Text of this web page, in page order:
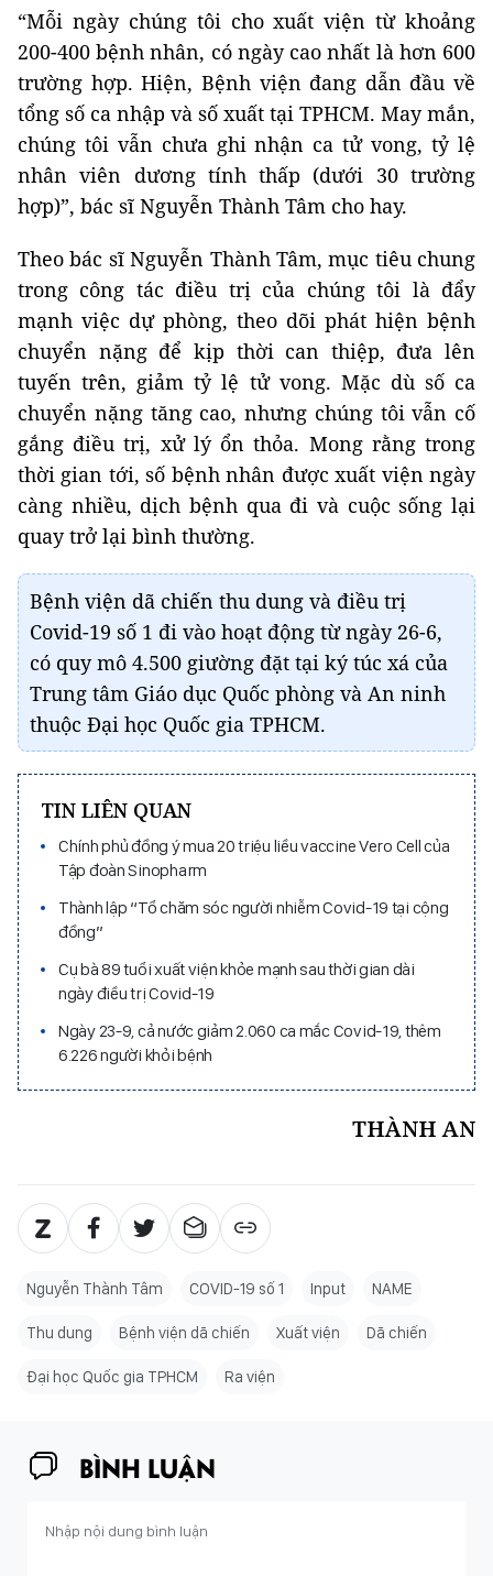
“Mỗi ngày chúng tôi cho xuất viện từ khoảng
200-400 bệnh nhân, có ngày cao nhất là hơn 600
trường hợp. Hiện, Bệnh viện đang dẫn đầu về
tổng số ca nhập và số xuất tại TPHCM. May mắn,
chúng tôi vẫn chưa ghi nhận ca tử vong, tỷ lệ
nhân viên dương tính thấp (dưới 30 trường
hợp)”, bác sĩ Nguyễn Thành Tâm cho hay.
Theo bác sĩ Nguyễn Thành Tâm, mục tiêu chung
trong công tác điều trị của chúng tôi là đẩy
mạnh việc dự phòng, theo dõi phát hiện bệnh
chuyển nặng để kịp thời can thiệp, đưa lên
tuyến trên, giảm tỷ lệ tử vong. Mặc dù số ca
chuyển nặng tăng cao, nhưng chúng tôi vẫn cố
gắng điều trị, xử lý ổn thỏa. Mong rằng trong
thời gian tới, số bệnh nhân được xuất viện ngày
càng nhiều, dịch bệnh qua đi và cuộc sống lại
quay trở lại bình thường.
Bệnh viện dã chiến thu dung và điều trị
Covid-19 số 1 đi vào hoạt động từ ngày 26-6,
có quy mô 4.500 giường đặt tại ký túc xá của
Trung tâm Giáo dục Quốc phòng và An ninh
thuộc Đại học Quốc gia TPHCM.
TIN LIÊN QUAN
Chính phủ đồng ý mua 20 triệu liều vaccine Vero Cell của
Tập đoàn Sinopharm
Thành lập “Tổ chăm sóc người nhiễm Covid-19 tại cộng
đồng”
Cụ bà 89 tuổi xuất viện khỏe mạnh sau thời gian dài
ngày điều trị Covid-19
Ngày 23-9, cả nước giảm 2.060 ca mắc Covid-19, thêm
6.226 người khỏi bệnh
THÀNH AN
Nguyễn Thành Tâm COVID-19 số 1 Input NAME
Thu dung Bệnh viện dã chiến Xuất viện Dã chiến
Đại học Quốc gia TPHCM Ra viện
BÌNH LUẬN